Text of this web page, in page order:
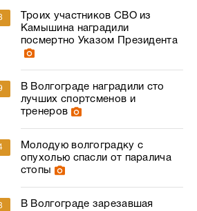
Троих участников СВО из
Камышина наградили
посмертно Указом Президента
В Волгограде наградили сто
лучших спортсменов и
тренеров
Молодую волгоградку с
опухолью спасли от паралича
стопы
В Волгограде зарезавшая